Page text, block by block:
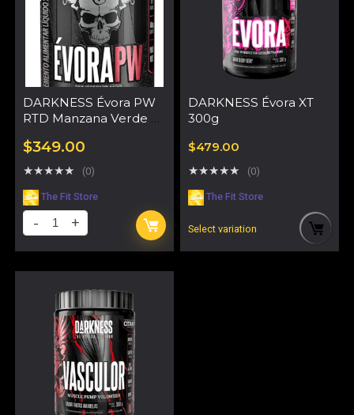
DARKNESS Évora PW
RTD Manzana Verde –
$349.00
★★★★★ (0)
The Fit Store
DARKNESS Évora XT
300g
$479.00
★★★★★ (0)
The Fit Store
Select variation